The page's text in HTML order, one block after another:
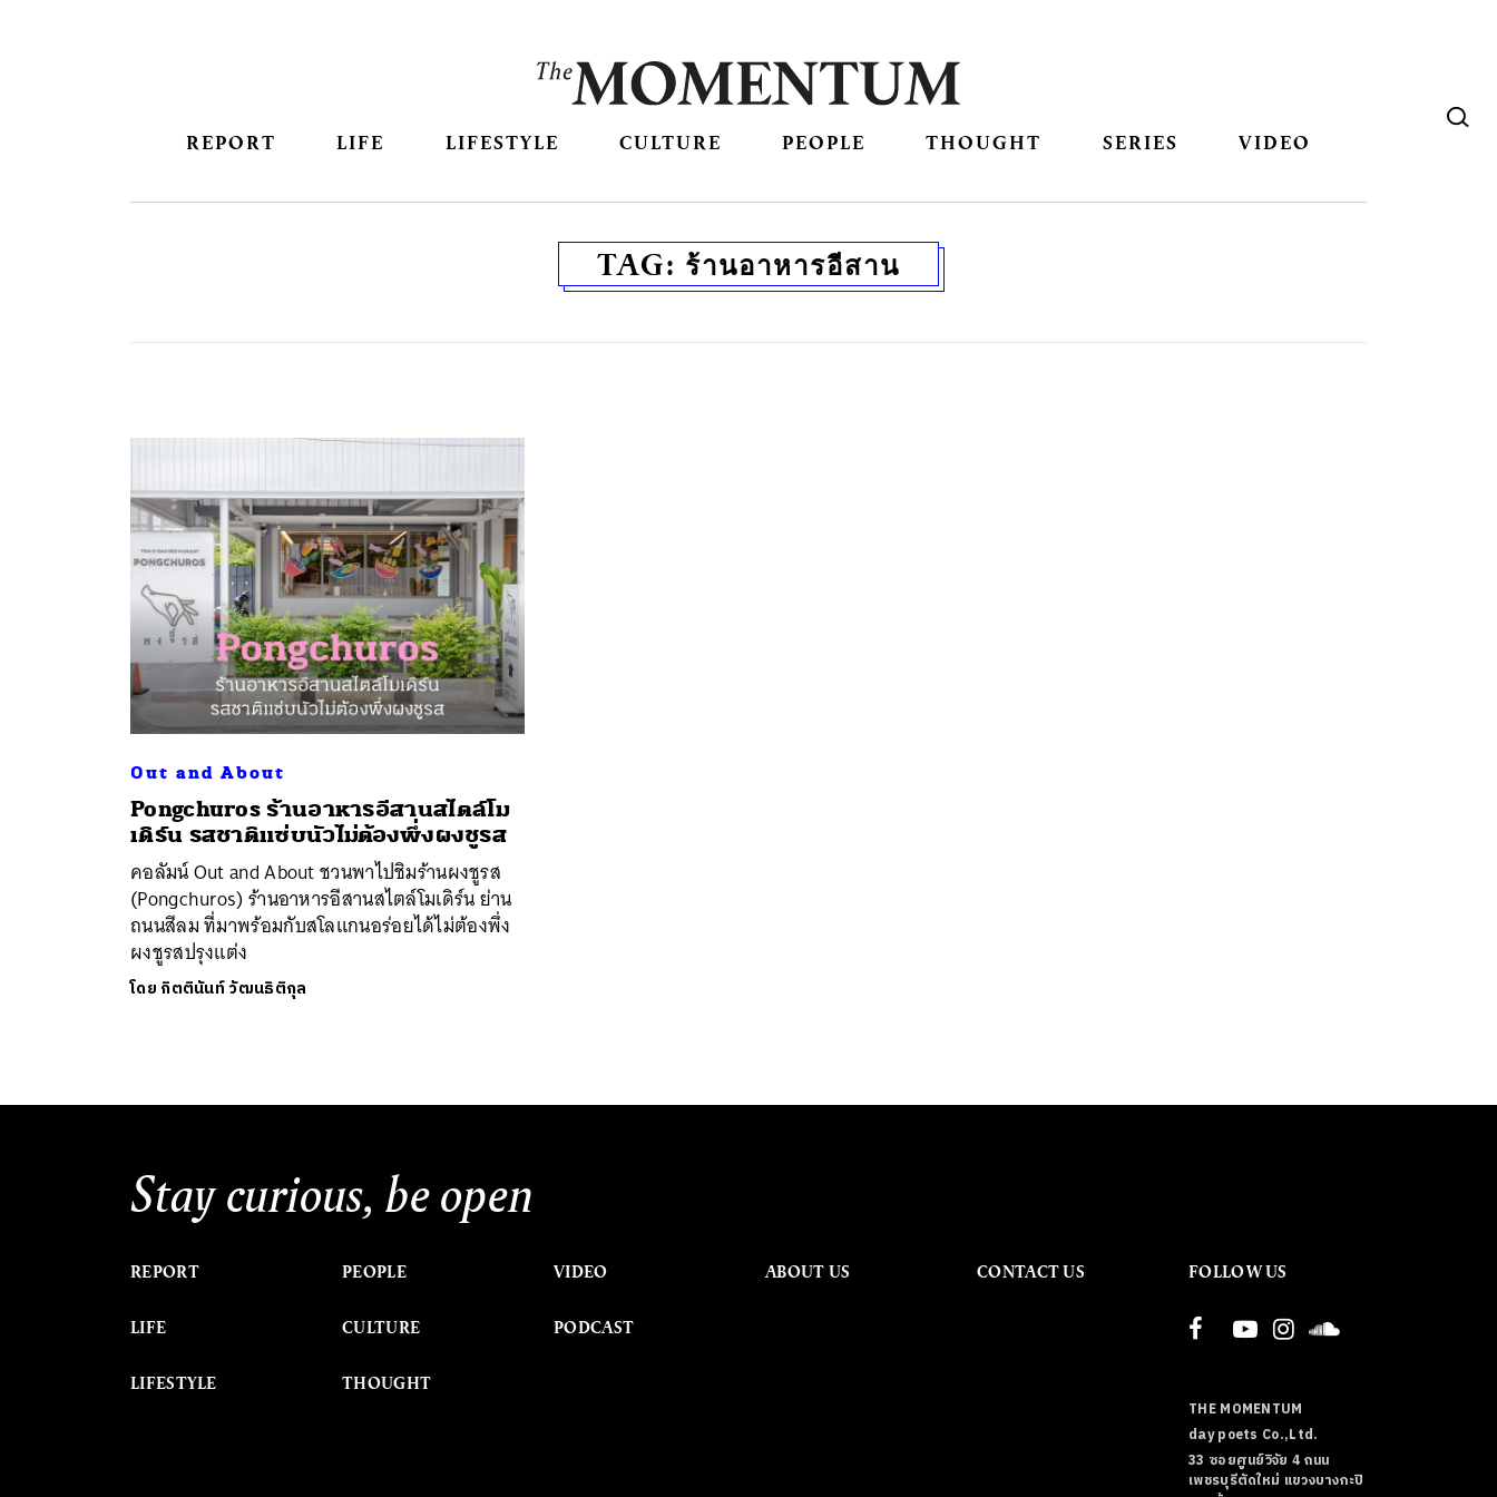
REPORT LIFE LIFESTYLE CULTURE PEOPLE THOUGHT SERIES VIDEO
TAG: ร้านอาหารอีสาน
Out and About
Pongchuros ร้านอาหารอีสานสไตล์โม
เดิร์น รสชาติแซ่บนัวไม่ต้องพึ่งผงชูรส
คอลัมน์ Out and About ชวนพาไปชิมร้านผงชูรส
(Pongchuros) ร้านอาหารอีสานสไตล์โมเดิร์น ย่าน
ถนนสีลม ที่มาพร้อมกับสโลแกนอร่อยได้ไม่ต้องพึ่ง
ผงชูรสปรุงแต่ง
โดย กิตตินันท์ วัฒนธิติกุล
Stay curious, be open
REPORT
LIFE
LIFESTYLE
PEOPLE
CULTURE
THOUGHT
VIDEO
PODCAST
ABOUT US CONTACT US FOLLOW US
THE MOMENTUM
day poets Co.,Ltd.
33 ซอยศูนย์วิจัย 4 ถนน
เพชรบุรีตัดใหม่ แขวงบางกะปิ